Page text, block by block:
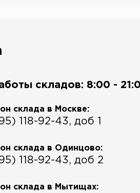
складов: 8:00 -
склада в Москве:
118-92-43, доб 1
склада в Одинцово:
118-92-43, доб 2
склада в Мытищах: